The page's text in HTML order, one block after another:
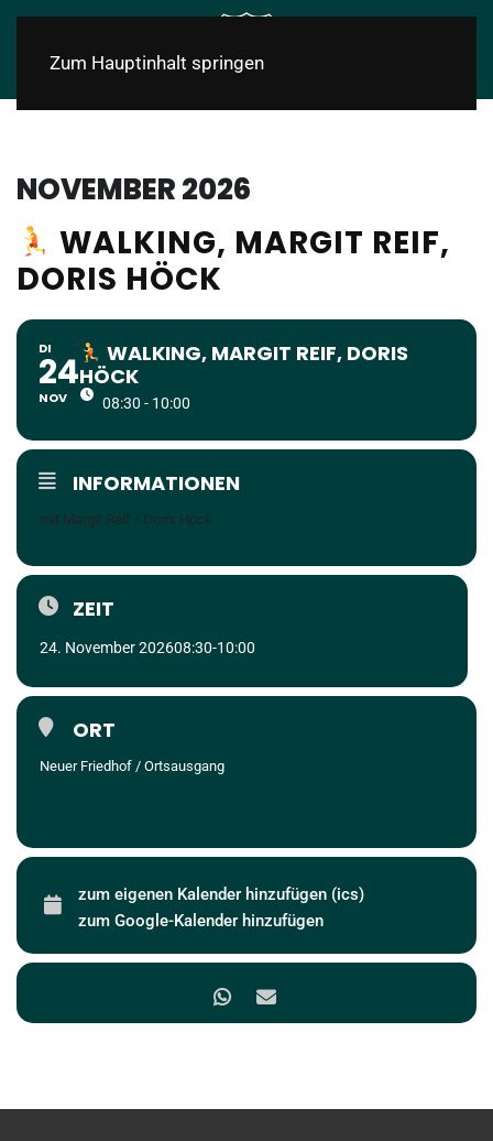
Zum Hauptinhalt springen
NOVEMBER 2026
WALKING, MARGIT REIF,
DORIS HÖCK
DI
24
NOV
WALKING, MARGIT REIF, DORIS
HÖCK
08:30 - 10:00
INFORMATIONEN
mit Margit Reif / Doris Höck
ZEIT
24. November 202608:30-10:00
ORT
Neuer Friedhof / Ortsausgang
zum eigenen Kalender hinzufügen (ics)
zum Google-Kalender hinzufügen